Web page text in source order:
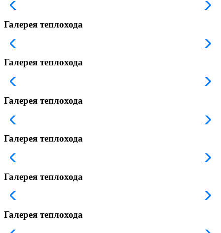
Галерея теплохода
Галерея теплохода
Галерея теплохода
Галерея теплохода
Галерея теплохода
Галерея теплохода